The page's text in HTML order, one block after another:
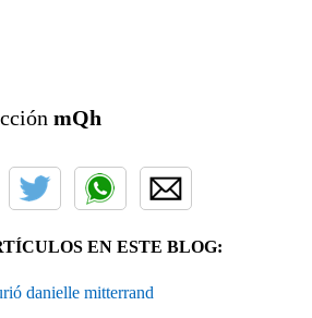
mQh
EN ESTE BLOG:
danielle mitterrand